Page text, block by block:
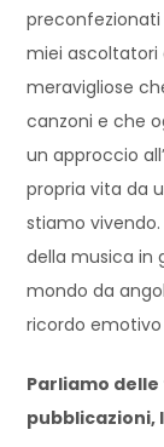
preconfezionati
miei ascoltatori
meravigliose
canzoni e che
un approccio
propria vita da
stiamo vivendo.
della musica in
mondo da
ricordo
Parliamo
pubblicazioni,